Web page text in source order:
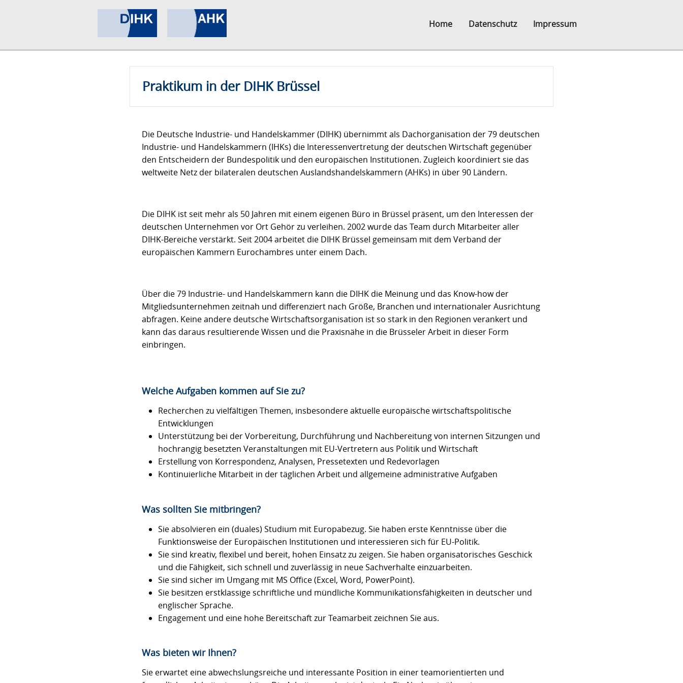
Home Datenschutz Impressum
Praktikum in der DIHK Brüssel
Die Deutsche Industrie- und Handelskammer (DIHK) übernimmt als Dachorganisation der 79 deutschen
Industrie- und Handelskammern (IHKs) die Interessenvertretung der deutschen Wirtschaft gegenüber
den Entscheidern der Bundespolitik und den europäischen Institutionen. Zugleich koordiniert sie das
weltweite Netz der bilateralen deutschen Auslandshandelskammern (AHKs) in über 90 Ländern.
Die DIHK ist seit mehr als 50 Jahren mit einem eigenen Büro in Brüssel präsent, um den Interessen der
deutschen Unternehmen vor Ort Gehör zu verleihen. 2002 wurde das Team durch Mitarbeiter aller
DIHK-Bereiche verstärkt. Seit 2004 arbeitet die DIHK Brüssel gemeinsam mit dem Verband der
europäischen Kammern Eurochambres unter einem Dach.
Über die 79 Industrie- und Handelskammern kann die DIHK die Meinung und das Know-how der
Mitgliedsunternehmen zeitnah und differenziert nach Größe, Branchen und internationaler Ausrichtung
abfragen. Keine andere deutsche Wirtschaftsorganisation ist so stark in den Regionen verankert und
kann das daraus resultierende Wissen und die Praxisnähe in die Brüsseler Arbeit in dieser Form
einbringen.
Welche Aufgaben kommen auf Sie zu?
Recherchen zu vielfältigen Themen, insbesondere aktuelle europäische wirtschaftspolitische
Entwicklungen
Unterstützung bei der Vorbereitung, Durchführung und Nachbereitung von internen Sitzungen und
hochrangig besetzten Veranstaltungen mit EU-Vertretern aus Politik und Wirtschaft
Erstellung von Korrespondenz, Analysen, Pressetexten und Redevorlagen
Kontinuierliche Mitarbeit in der täglichen Arbeit und allgemeine administrative Aufgaben
Was sollten Sie mitbringen?
Sie absolvieren ein (duales) Studium mit Europabezug. Sie haben erste Kenntnisse über die
Funktionsweise der Europäischen Institutionen und interessieren sich für EU-Politik.
Sie sind kreativ, flexibel und bereit, hohen Einsatz zu zeigen. Sie haben organisatorisches Geschick
und die Fähigkeit, sich schnell und zuverlässig in neue Sachverhalte einzuarbeiten.
Sie sind sicher im Umgang mit MS Office (Excel, Word, PowerPoint).
Sie besitzen erstklassige schriftliche und mündliche Kommunikationsfähigkeiten in deutscher und
englischer Sprache.
Engagement und eine hohe Bereitschaft zur Teamarbeit zeichnen Sie aus.
Was bieten wir Ihnen?
Sie erwartet eine abwechslungsreiche und interessante Position in einer teamorientierten und